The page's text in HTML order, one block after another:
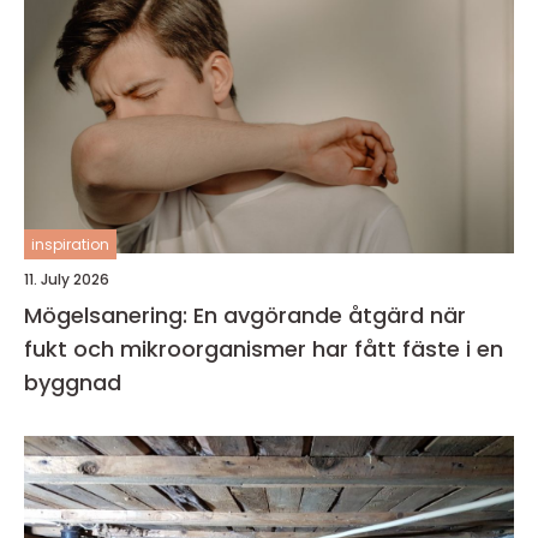
inspiration
11. July 2026
Mögelsanering: En avgörande åtgärd när
fukt och mikroorganismer har fått fäste i en
byggnad